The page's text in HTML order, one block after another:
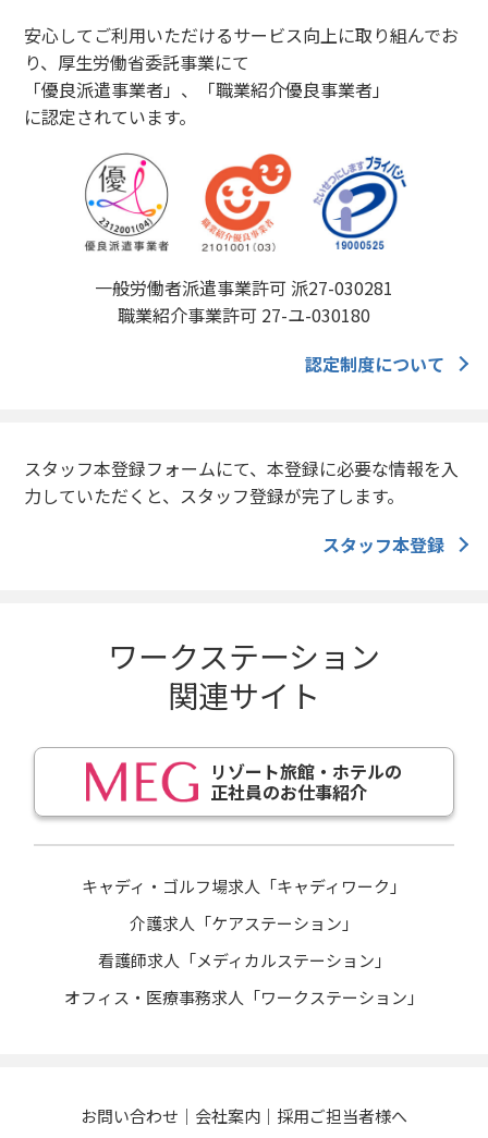
安心してご利用いただけるサービス向上に取り組んでお
り、厚生労働省委託事業にて
「優良派遣事業者」、「職業紹介優良事業者」
に認定されています。
一般労働者派遣事業許可 派27-030281
職業紹介事業許可 27-ユ-030180
認定制度について
スタッフ本登録フォームにて、本登録に必要な情報を入
力していただくと、スタッフ登録が完了します。
スタッフ本登録
ワークステーション
関連サイト
リゾート旅館・ホテルの
正社員のお仕事紹介
キャディ・ゴルフ場求人「キャディワーク」
介護求人「ケアステーション」
看護師求人「メディカルステーション」
オフィス・医療事務求人「ワークステーション」
お問い合わせ 会社案内
採用ご担当者様へ